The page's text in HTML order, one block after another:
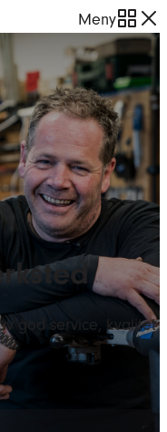
Meny
god service, kvalitet